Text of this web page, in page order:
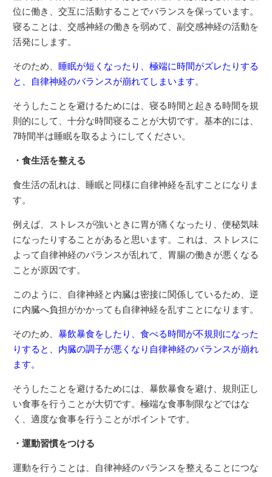
位に働き、交互に活動することでバランスを保っています。
寝ることは、交感神経の働きを弱めて、副交感神経の活動を
活発にします。
そのため、睡眠が短くなったり、極端に時間がズレたりする
と、自律神経のバランスが崩れてしまいます。
そうしたことを避けるためには、寝る時間と起きる時間を規
則的にして、十分な時間寝ることが大切です。基本的には、
7時間半は睡眠を取るようにしてください。
・食生活を整える
食生活の乱れは、睡眠と同様に自律神経を乱すことになりま
す。
例えば、ストレスが強いときに胃が痛くなったり、便秘気味
になったりすることがあると思います。これは、ストレスに
よって自律神経のバランスが乱れて、胃腸の働きが悪くなる
ことが原因です。
このように、自律神経と内臓は密接に関係しているため、逆
に内臓へ負担がかかっても自律神経を乱すことになります。
そのため、暴飲暴食をしたり、食べる時間が不規則になった
りすると、内臓の調子が悪くなり自律神経のバランスが崩れ
ます。
そうしたことを避けるためには、暴飲暴食を避け、規則正し
い食事を行うことが大切です。極端な食事制限などではな
く、適度な食事を行うことがポイントです。
・運動習慣をつける
運動を行うことは、自律神経のバランスを整えることにつな